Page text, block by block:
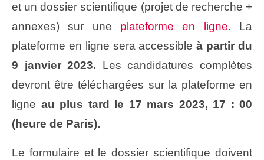
et un dossier scientifique (projet de recherche +
annexes) sur une plateforme en ligne. La
plateforme en ligne sera accessibleà partir du
9 janvier 2023. Les candidatures complètes
devront être téléchargées sur la plateforme en
ligne au plus tard le 17 mars 2023, 17 : 00
(heure de Paris).
Le formulaire et le dossier scientifique doivent